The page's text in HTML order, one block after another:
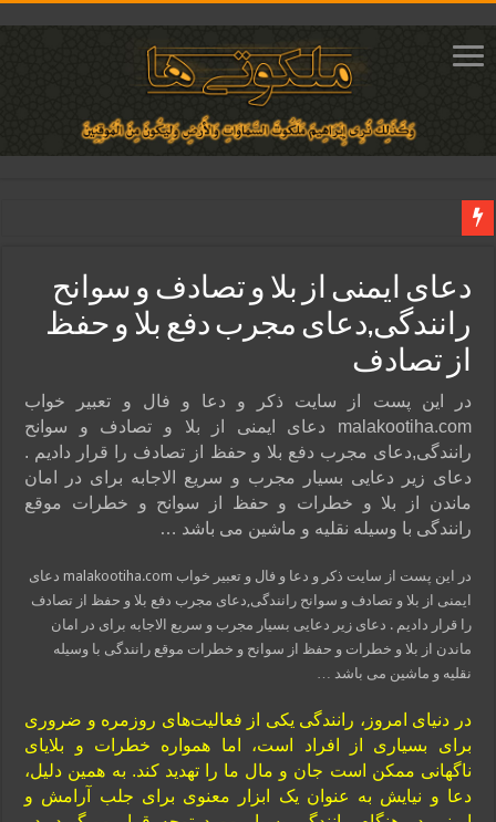
دعای ایجاد عشق و محبت آتشین در قلب معشوق | متن دعا، روش خواندن
ختم آیات ۲ و ۳ سوره طلاق برای افزایش رزق و روزی | روش ختم، متن آیات و فضیلت
آیات قرآنی برای استجابت دعا و آسان شدن کارها و برآورده شدن حاجت
قویترین ذکر استجابت دعا و حاجت روایی | ذکر اسماء الحسنی برآورده شدن حاجت
دعای ایمنی از بلا و تصادف و سوانح
رانندگی,دعای مجرب دفع بلا و حفظ
از تصادف
در این پست از سایت ذکر و دعا و فال و تعبیر خواب
malakootiha.com دعای ایمنی از بلا و تصادف و سوانح
رانندگی,دعای مجرب دفع بلا و حفظ از تصادف را قرار دادیم .
دعای زیر دعایی بسیار مجرب و سریع الاجابه برای در امان
ماندن از بلا و خطرات و حفظ از سوانح و خطرات موقع
رانندگی با وسیله نقلیه و ماشین می باشد …
در این پست از سایت ذکر و دعا و فال و تعبیر خواب malakootiha.com دعای
ایمنی از بلا و تصادف و سوانح رانندگی,دعای مجرب دفع بلا و حفظ از تصادف
را قرار دادیم . دعای زیر دعایی بسیار مجرب و سریع الاجابه برای در امان
ماندن از بلا و خطرات و حفظ از سوانح و خطرات موقع رانندگی با وسیله
نقلیه و ماشین می باشد …
در دنیای امروز، رانندگی یکی از فعالیت‌های روزمره و ضروری
برای بسیاری از افراد است، اما همواره خطرات و بلایای
ناگهانی ممکن است جان و مال ما را تهدید کند. به همین دلیل،
دعا و نیایش به عنوان یک ابزار معنوی برای جلب آرامش و